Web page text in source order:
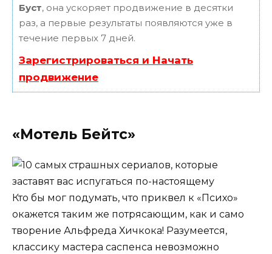
Буст, она ускоряет продвижение в десятки
раз, а первые результаты появляются уже в
течение первых 7 дней.
Зарегистрироваться и Начать
продвижение
«Мотель Бейтс»
Кто бы мог подумать, что приквел к «Психо»
окажется таким же потрясающим, как и само
творение Альфреда Хичкока! Разумеется,
классику мастера саспенса невозможно